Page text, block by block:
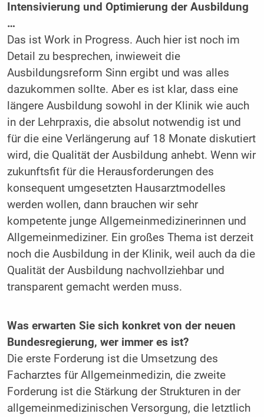
Intensivierung und Optimierung der Ausbildung
…
Das ist Work in Progress. Auch hier ist noch im
Detail zu besprechen, inwieweit die
Ausbildungsreform Sinn ergibt und was alles
dazukommen sollte. Aber es ist klar, dass eine
längere Ausbildung sowohl in der Klinik wie auch
in der Lehrpraxis, die absolut notwendig ist und
für die eine Verlängerung auf 18 Monate diskutiert
wird, die Qualität der Ausbildung anhebt. Wenn wir
zukunftsfit für die Herausforderungen des
konsequent umgesetzten Hausarztmodelles
werden wollen, dann brauchen wir sehr
kompetente junge Allgemeinmedizinerinnen und
Allgemeinmediziner. Ein großes Thema ist derzeit
noch die Ausbildung in der Klinik, weil auch da die
Qualität der Ausbildung nachvollziehbar und
transparent gemacht werden muss.
Was erwarten Sie sich konkret von der neuen
Bundesregierung, wer immer es ist?
Die erste Forderung ist die Umsetzung des
Facharztes für Allgemeinmedizin, die zweite
Forderung ist die Stärkung der Strukturen in der
allgemeinmedizinischen Versorgung, die letztlich